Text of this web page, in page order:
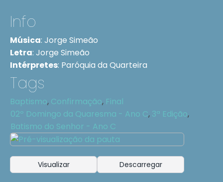
Info
Música: Jorge Simeão
Letra: Jorge Simeão
Intérpretes: Paróquia da Quarteira
Tags
Baptismo, Confirmação, Final
02º Domingo da Quaresma - Ano C, 3ª Edição,
Batismo do Senhor - Ano C
Visualizar Descarregar